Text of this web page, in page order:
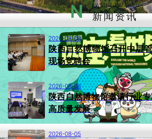
N EWS INFORMATION
新闻资讯
2026-08-08
陕西自然博物馆召开中层
现场竞聘会
2026-08-06
陕西自然博物馆邀请行业专家
高质量发展
2026-08-05